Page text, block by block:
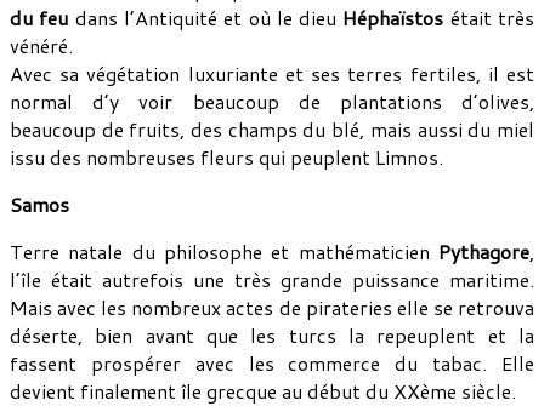
du feu dans l’Antiquité et où le dieu Héphaïstos était très
vénéré.
Avec sa végétation luxuriante et ses terres fertiles, il est
normal d’y voir beaucoup de plantations d’olives,
beaucoup de fruits, des champs du blé, mais aussi du miel
issu des nombreuses fleurs qui peuplent Limnos.
Samos
Terre natale du philosophe et mathématicien Pythagore,
l’île était autrefois une très grande puissance maritime.
Mais avec les nombreux actes de pirateries elle se retrouva
déserte, bien avant que les turcs la repeuplent et la
fassent prospérer avec les commerce du tabac. Elle
devient finalement île grecque au début du XXème siècle.